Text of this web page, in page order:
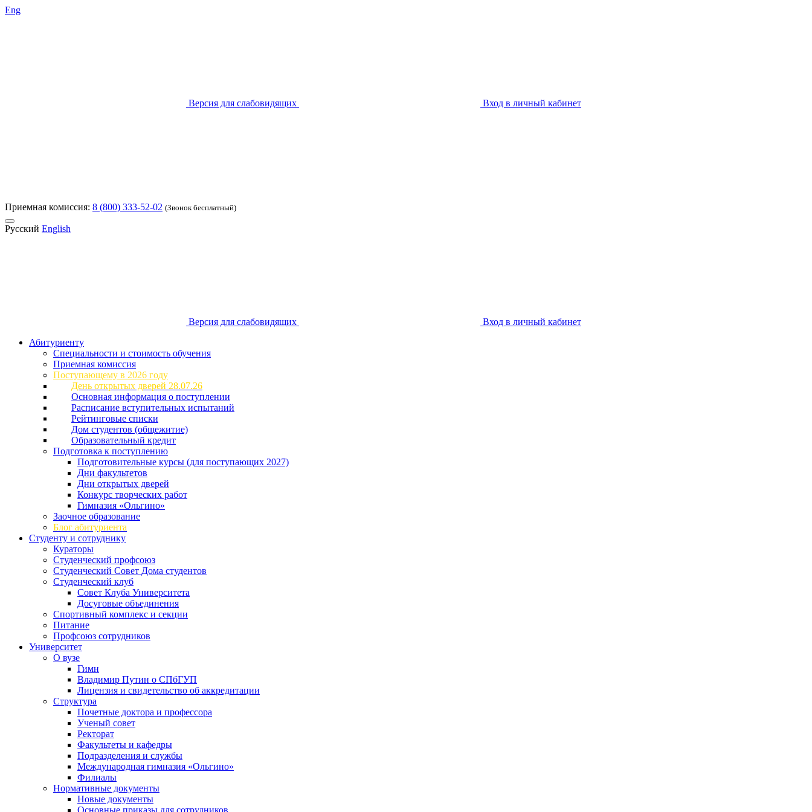
Eng
Версия для слабовидящих Вход в личный кабинет
Приемная комиссия: 8 (800) 333-52-02 (Звонок бесплатный)
Русский English
Версия для слабовидящих
Вход в личный кабинет
Абитуриенту
Специальности и стоимость обучения
Приемная комиссия
Поступающему в 2026 году
День открытых дверей 28.07.26
Основная информация о поступлении
Расписание вступительных испытаний
Рейтинговые списки
Дом студентов (общежитие)
Образовательный кредит
Подготовка к поступлению
Подготовительные курсы (для поступающих 2027)
Дни факультетов
Дни открытых дверей
Конкурс творческих работ
Гимназия «Ольгино»
Заочное образование
Блог абитуриента
Студенту и сотруднику
Кураторы
Студенческий профсоюз
Студенческий Совет Дома студентов
Студенческий клуб
Совет Клуба Университета
Досуговые объединения
Спортивный комплекс и секции
Питание
Профсоюз сотрудников
Университет
О вузе
Гимн
Владимир Путин о СПбГУП
Лицензия и свидетельство об аккредитации
Структура
Почетные доктора и профессора
Ученый совет
Ректорат
Факультеты и кафедры
Подразделения и службы
Международная гимназия «Ольгино»
Филиалы
Нормативные документы
Новые документы
Основные приказы для сотрудников